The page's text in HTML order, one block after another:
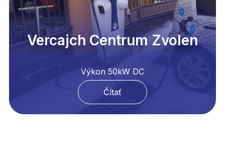
Vercajch Centrum Zvolen
Výkon 50kW DC
Čítať